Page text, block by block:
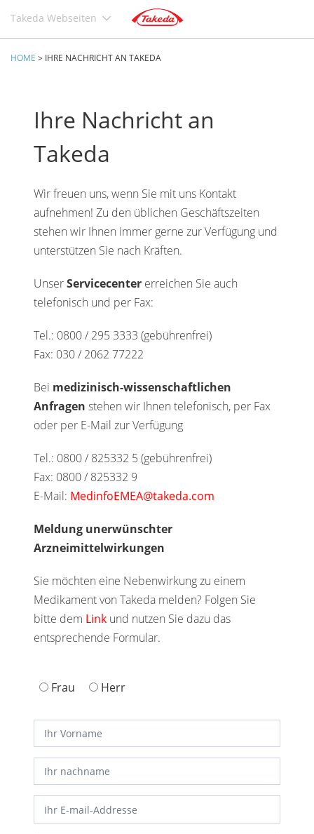
Direkt
Inhalt
Takeda Webseiten
HOME > IHRE NACHRICHT AN TAKEDA
Ihre Nachricht an
Takeda
Wir freuen uns, wenn Sie mit uns Kontakt
aufnehmen! Zu den üblichen Geschäftszeiten
stehen wir Ihnen immer gerne zur Verfügung und
unterstützen Sie nach Kräften.
UnserServicecenter erreichen Sie auch
telefonisch und per Fax:
Tel.: 0800 / 295 3333 (gebührenfrei)
Fax: 030 / 2062 77222
Bei medizinisch-wissenschaftlichen
Anfragen stehen wir Ihnen telefonisch, per Fax
oder per E-Mail zur Verfügung
Tel.: 0800 / 825332 5 (gebührenfrei)
Fax: 0800 / 825332 9
E-Mail: MedinfoEMEA@takeda.com
Meldung unerwünschter
Arzneimittelwirkungen
Sie möchten eine Nebenwirkung zu einem
Medikament von Takeda melden? Folgen Sie
bitte dem Link und nutzen Sie dazu das
entsprechende Formular.
Anrede
Frau Herr
Vorname
Nachname
Mail